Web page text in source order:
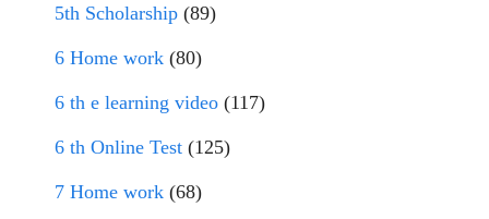
5th Scholarship (89)
6 Home work (80)
6 th e learning video (117)
6 th Online Test (125)
7 Home work (68)